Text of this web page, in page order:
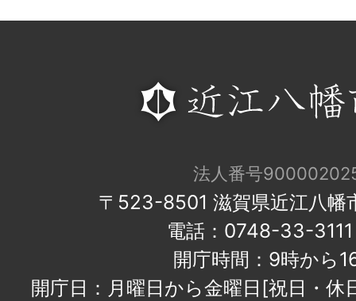
法人番号
〒523-8501 滋賀県近江八幡
電話：0748-33-
開庁時間：9時から
開庁日：月曜日から金曜日[祝日・